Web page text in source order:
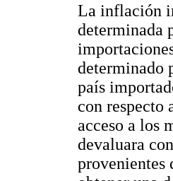
La inflación
determinada
determinado
país
con respecto
acceso a los
devaluara
provenientes